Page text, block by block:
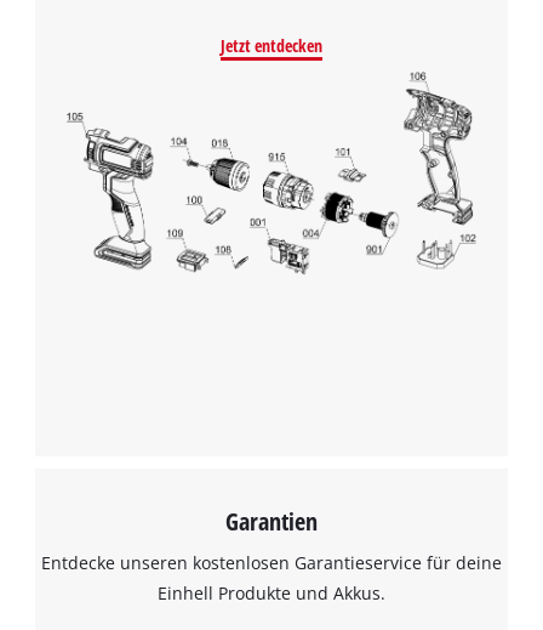
Jetzt entdecken
Garantien
Entdecke unseren kostenlosen Garantieservice für deine
Einhell Produkte und Akkus.